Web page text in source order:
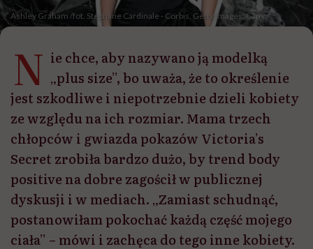
Ashley Graham /fot. Stephane Cardinale - Corbis, Getty Images; Canva
N ie chce, aby nazywano ją modelką
„plus size”, bo uważa, że to określenie
jest szkodliwe i niepotrzebnie dzieli kobiety
ze względu na ich rozmiar. Mama trzech
chłopców i gwiazda pokazów Victoria’s
Secret zrobiła bardzo dużo, by trend body
positive na dobre zagościł w publicznej
dyskusji i w mediach. „Zamiast schudnąć,
postanowiłam pokochać każdą część mojego
ciała” – mówi i zachęca do tego inne kobiety.